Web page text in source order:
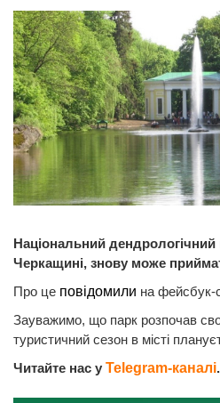
Національний
Черкащині, знову може
Про це повідомили на фейсбук-
Зауважимо, що парк розпочав
туристичний сезон в місті
Читайте нас у Telegram-каналі